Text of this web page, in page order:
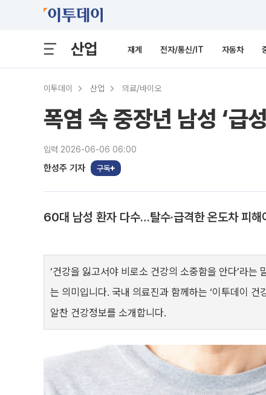
산업 재계 전자/통신/IT 자동차
이투데이 산업 의료/바이오
폭염 속 중장년 남성 ‘급
입력 2026-06-06 06:00
한성주 기자 구독
60대 남성 환자 다수…탈수·급격한 온도차 피해
‘건강을 잃고서야 비로소 건강의 소중함을 안다’라
는 의미입니다. 국내 의료진과 함께하는 ‘이투데이
알찬 건강정보를 소개합니다.